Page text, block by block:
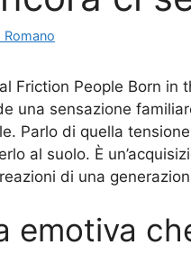
Romano
Friction People Born in
una sensazione
Parlo di quella
al suolo. È
di una
emotiva